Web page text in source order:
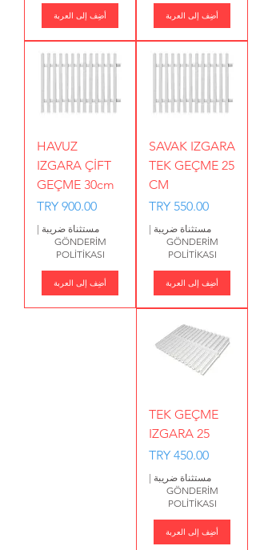
أضِف إلى العربة أضِف إلى العربة
SAVAK IZGARA
TEK GEÇME 25
CM
السعر
مستثناة ضريبة |
GÖNDERİM
POLİTİKASI
أضِف إلى العربة
HAVUZ
IZGARA ÇİFT
GEÇME 30cm
السعر
مستثناة ضريبة |
GÖNDERİM
POLİTİKASI
أضِف إلى العربة
TEK GEÇME
IZGARA 25
السعر
مستثناة ضريبة |
GÖNDERİM
POLİTİKASI
أضِف إلى العربة